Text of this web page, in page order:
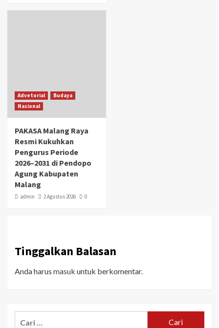
Advetorial
Budaya
Nasional
PAKASA Malang Raya
Resmi Kukuhkan
Pengurus Periode
2026–2031 di Pendopo
Agung Kabupaten
Malang
admin 2 Agustus 2026 0
Tinggalkan Balasan
Anda harus masuk untuk berkomentar.